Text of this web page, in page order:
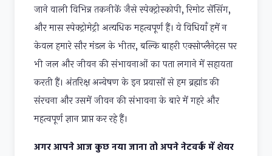
जाने वाली विभिन्न तकनीकें जैसे स्पेक्ट्रोस्कोपी, रिमोट सेंसिंग,
और मास स्पेक्ट्रोमेट्री अत्यधिक महत्वपूर्ण हैं। ये विधियाँ हमें न
केवल हमारे सौर मंडल के भीतर, बल्कि बाहरी एक्सोप्लैनेट्स पर
भी जल और जीवन की संभावनाओं का पता लगाने में सहायता
करती हैं। अंतरिक्ष अन्वेषण के इन प्रयासों से हम ब्रह्मांड की
संरचना और उसमें जीवन की संभावना के बारे में गहरे और
महत्वपूर्ण ज्ञान प्राप्त कर रहे हैं।
अगर आपने आज कुछ नया जाना तो अपने नेटवर्क में शेयर